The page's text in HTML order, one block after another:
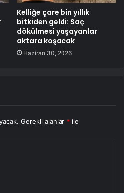
Kelliğe çare bin yıllık
bitkiden geldi: Saç
dökülmesi yaşayanlar
aktara koşacak
Haziran 30, 2026
Gerekli alanlar * ile